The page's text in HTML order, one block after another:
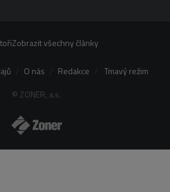
Zobrazit všechny články
© ZONER, a.s.
O nás Redakce Tmavý režim